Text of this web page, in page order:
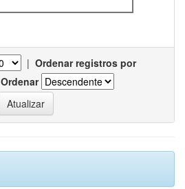
| Ordenar registros por
Ordenar